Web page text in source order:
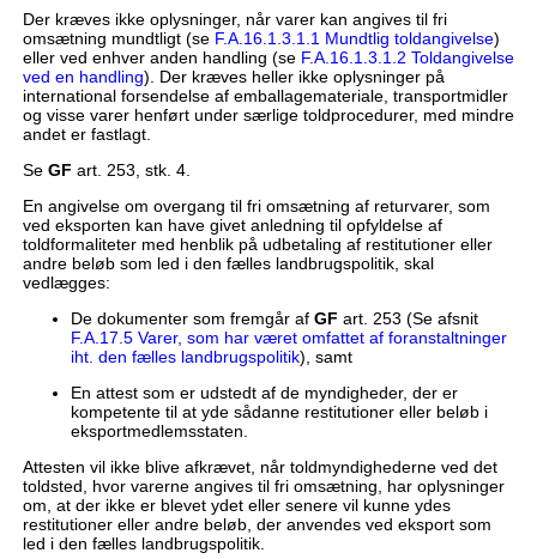
Der kræves ikke oplysninger, når varer kan angives til fri
omsætning mundtligt (se F.A.16.1.3.1.1 Mundtlig toldangivelse)
eller ved enhver anden handling (se F.A.16.1.3.1.2 Toldangivelse
ved en handling). Der kræves heller ikke oplysninger på
international forsendelse af emballagemateriale, transportmidler
og visse varer henført under særlige toldprocedurer, med mindre
andet er fastlagt.
Se GF art. 253, stk. 4.
En angivelse om overgang til fri omsætning af returvarer, som
ved eksporten kan have givet anledning til opfyldelse af
toldformaliteter med henblik på udbetaling af restitutioner eller
andre beløb som led i den fælles landbrugspolitik, skal
vedlægges:
De dokumenter som fremgår af GF art. 253 (Se afsnit
F.A.17.5 Varer, som har været omfattet af foranstaltninger
iht. den fælles landbrugspolitik), samt
En attest som er udstedt af de myndigheder, der er
kompetente til at yde sådanne restitutioner eller beløb i
eksportmedlemsstaten.
Attesten vil ikke blive afkrævet, når toldmyndighederne ved det
toldsted, hvor varerne angives til fri omsætning, har oplysninger
om, at der ikke er blevet ydet eller senere vil kunne ydes
restitutioner eller andre beløb, der anvendes ved eksport som
led i den fælles landbrugspolitik.